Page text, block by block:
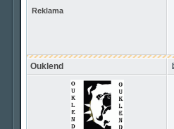
Reklama
Ouklend